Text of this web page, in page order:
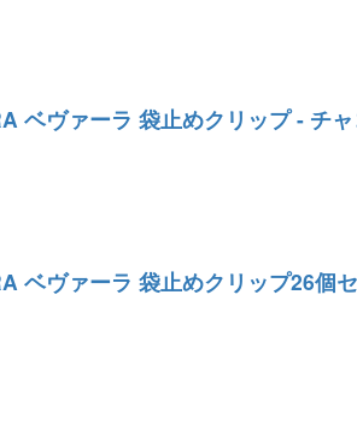
ベヴァーラ 袋止めクリップ - チ
ベヴァーラ 袋止めクリップ26個